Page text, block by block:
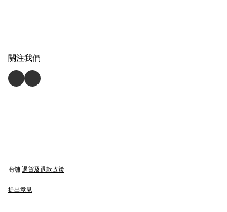
關注我們
商舖 退貨及退款政策
提出意見